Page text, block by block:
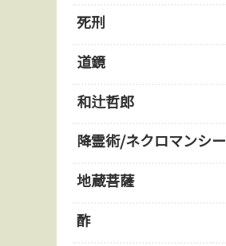
死刑
道鏡
和辻哲郎
降霊術/ネクロマンシー
地蔵菩薩
酢